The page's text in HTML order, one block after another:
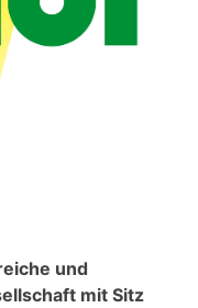
und
mit Sitz